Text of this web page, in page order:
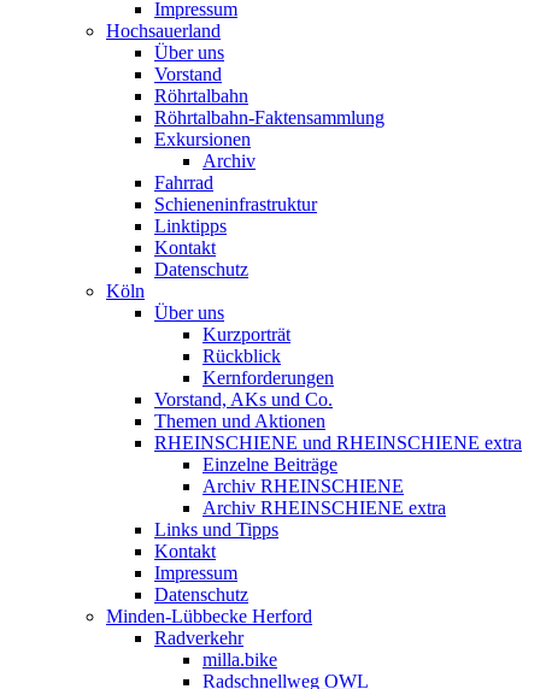
Impressum
Hochsauerland
Über uns
Vorstand
Röhrtalbahn
Röhrtalbahn-Faktensammlung
Exkursionen
Archiv
Fahrrad
Schieneninfrastruktur
Linktipps
Kontakt
Datenschutz
Köln
Über uns
Kurzporträt
Rückblick
Kernforderungen
Vorstand, AKs und Co.
Themen und Aktionen
RHEINSCHIENE und RHEINSCHIENE extra
Einzelne Beiträge
Archiv RHEINSCHIENE
Archiv RHEINSCHIENE extra
Links und Tipps
Kontakt
Impressum
Datenschutz
Minden-Lübbecke Herford
Radverkehr
milla.bike
Radschnellweg OWL